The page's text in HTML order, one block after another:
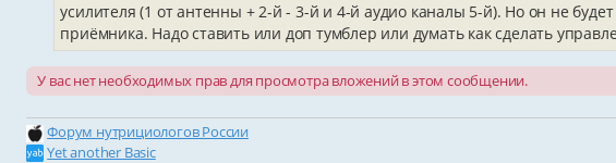
усилителя (1 от антенны + 2-й - 3-й и 4-й аудио каналы 5-й). Но он не
приёмника. Надо ставить или доп тумблер или думать как сделать
У вас нет необходимых прав для просмотра вложений в этом сообщении.
Форум нутрициологов России
Yet another Basic